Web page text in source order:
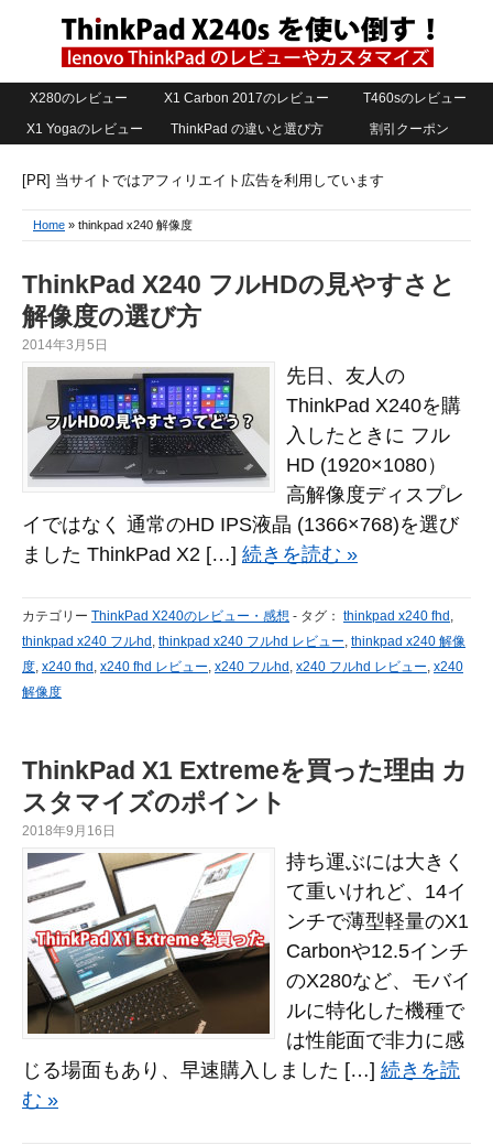
X280のレビュー X1 Carbon 2017のレビュー
T460sのレビュー
X1 Yogaのレビュー
ThinkPad の違いと選び方 割引クーポン
[PR] 当サイトではアフィリエイト広告を利用しています
Home » thinkpad x240 解像度
ThinkPad X240 フルHDの見やすさと
解像度の選び方
2014年3月5日
先日、友人の
ThinkPad X240を購
入したときに フル
HD (1920×1080）
高解像度ディスプレ
イではなく 通常のHD IPS液晶 (1366×768)を選び
ました ThinkPad X2 […] 続きを読む »
カテゴリー ThinkPad X240のレビュー・感想 - タグ： thinkpad x240 fhd ,
thinkpad x240 フルhd , thinkpad x240 フルhd レビュー, thinkpad x240 解像
度, x240 fhd , x240 fhd レビュー, x240 フルhd , x240 フルhd レビュー, x240
解像度
ThinkPad X1 Extremeを買った理由 カ
スタマイズのポイント
2018年9月16日
持ち運ぶには大きく
て重いけれど、14イ
ンチで薄型軽量のX1
Carbonや12.5インチ
のX280など、モバイ
ルに特化した機種で
は性能面で非力に感
じる場面もあり、早速購入しました […] 続きを読
む »